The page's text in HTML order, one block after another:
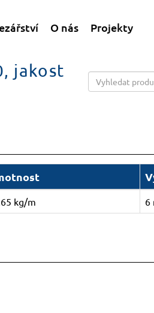
O nás
Projekty
jakost
kg/m 6